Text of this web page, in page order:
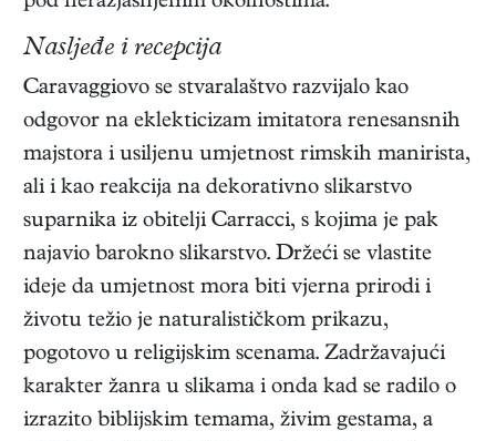
Nasljeđe i recepcija
Caravaggiovo se stvaralaštvo razvijalo kao
odgovor na eklekticizam imitatora renesansnih
majstora i usiljenu umjetnost rimskih manirista,
ali i kao reakcija na dekorativno slikarstvo
suparnika iz obitelji Carracci, s kojima je pak
najavio barokno slikarstvo. Držeći se vlastite
ideje da umjetnost mora biti vjerna prirodi i
životu težio je naturalističkom prikazu,
pogotovo u religijskim scenama. Zadržavajući
karakter žanra u slikama i onda kad se radilo o
izrazito biblijskim temama, živim gestama, a